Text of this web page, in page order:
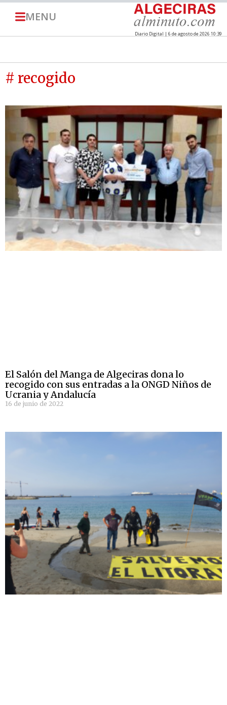
MENU
Diario Digital | 6 de agosto de 2026 10:39
# recogido
El Salón del Manga de Algeciras dona lo
recogido con sus entradas a la ONGD Niños de
Ucrania y Andalucía
16 de junio de 2022